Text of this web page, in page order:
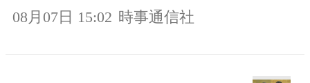
08月07日 15:02 時事通信社